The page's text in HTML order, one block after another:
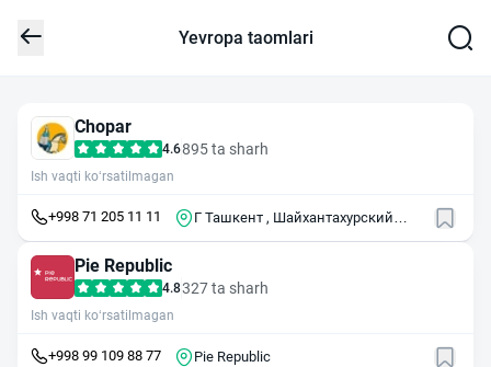
Yevropa taomlari
Chopar
4.6895 ta sharh
Ish vaqti ko‘rsatilmagan
+998 71 205 11 11
Г Ташкент , Шайхантахурский
Pie Republic
4.8327 ta sharh
Ish vaqti ko‘rsatilmagan
+998 99 109 88 77 Pie Republic